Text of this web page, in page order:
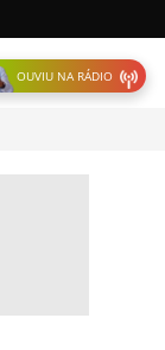
OUVIU NA RÁDIO